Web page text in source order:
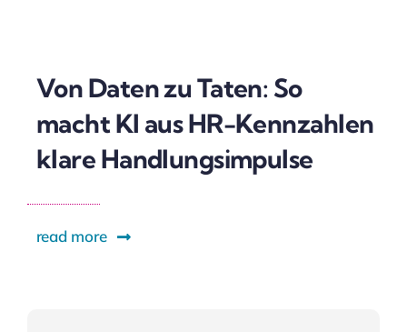
Von Daten zu Taten: So
macht KI aus HR-Kennzahlen
klare Handlungsimpulse
read more